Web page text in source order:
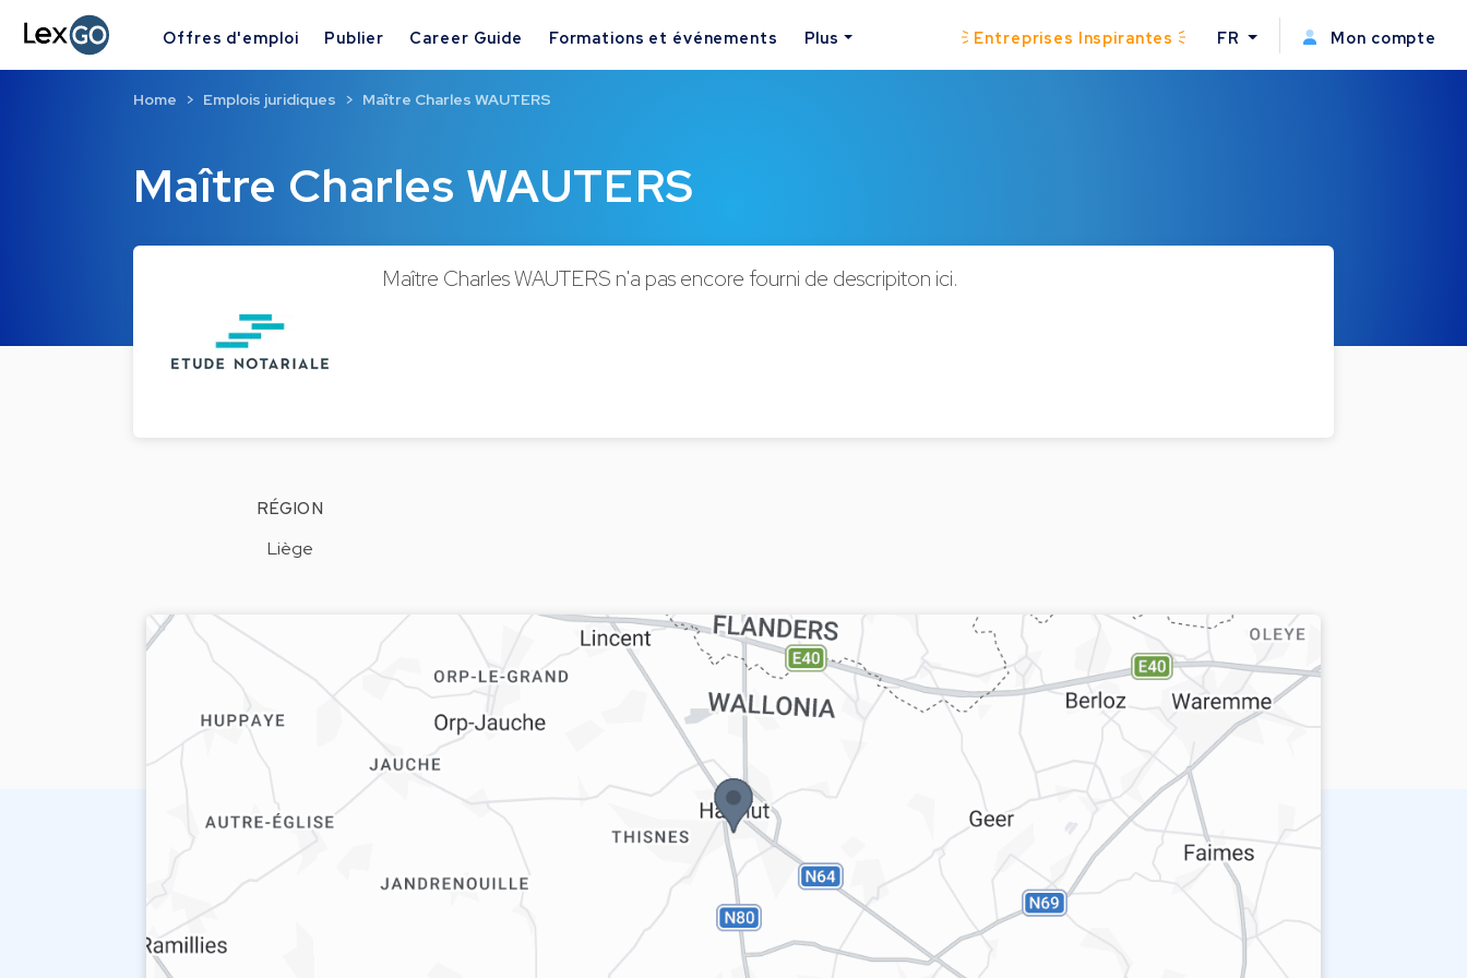
Offres d'emploi Publier Career Guide Formations et événements Plus Entreprises Inspirantes FR Mon compte
Maître Charles WAUTERS
Home Emplois juridiques Maître Charles WAUTERS
Maître Charles WAUTERS n'a pas encore fourni de descripiton ici.
RÉGION
Liège